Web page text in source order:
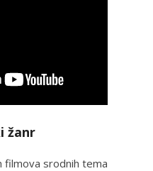
žanr
filmova srodnih tema